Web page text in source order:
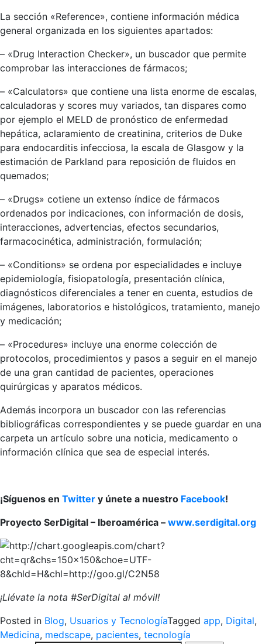
La sección «Reference», contiene información médica
general organizada en los siguientes apartados:
– «Drug Interaction Checker», un buscador que permite
comprobar las interacciones de fármacos;
– «Calculators» que contiene una lista enorme de escalas,
calculadoras y scores muy variados, tan dispares como
por ejemplo el MELD de pronóstico de enfermedad
hepática, aclaramiento de creatinina, criterios de Duke
para endocarditis infecciosa, la escala de Glasgow y la
estimación de Parkland para reposición de fluidos en
quemados;
– «Drugs» cotiene un extenso índice de fármacos
ordenados por indicaciones, con información de dosis,
interacciones, advertencias, efectos secundarios,
farmacocinética, administración, formulación;
– «Conditions» se ordena por especialidades e incluye
epidemiología, fisiopatología, presentación clínica,
diagnósticos diferenciales a tener en cuenta, estudios de
imágenes, laboratorios e histológicos, tratamiento, manejo
y medicación;
– «Procedures» incluye una enorme colección de
protocolos, procedimientos y pasos a seguir en el manejo
de una gran cantidad de pacientes, operaciones
quirúrgicas y aparatos médicos.
Además incorpora un buscador con las referencias
bibliográficas correspondientes y se puede guardar en una
carpeta un artículo sobre una noticia, medicamento o
información clínica que sea de especial interés.
¡Síguenos en Twitter y únete a nuestro Facebook!
Proyecto SerDigital – Iberoamérica – www.serdigital.org
¡Llévate la nota #SerDigital al móvil!
Posted in Blog, Usuarios y TecnologíaTagged app, Digital,
Medicina, medscape, pacientes, tecnología